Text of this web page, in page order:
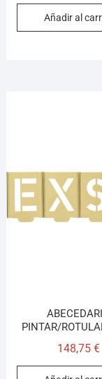
Añadir al
PINTAR/
148,75 €